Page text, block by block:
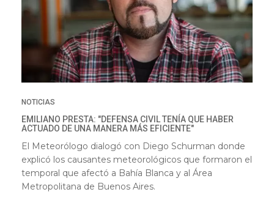
NOTICIAS
EMILIANO PRESTA: "DEFENSA CIVIL TENÍA QUE HABER
ACTUADO DE UNA MANERA MÁS EFICIENTE"
El Meteorólogo dialogó con Diego Schurman donde
explicó los causantes meteorológicos que formaron el
temporal que afectó a Bahía Blanca y al Área
Metropolitana de Buenos Aires.